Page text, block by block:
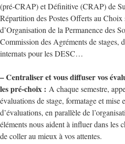
(pré-CRAP) et Définitive (CRAP) de
Répartition des Postes Offerts au
d’Organisation de la Permanence des
Commission des Agréments de stages,
internats pour les DESC…
– Centraliser et vous diffuser vos
les pré-choix : A chaque semestre,
évaluations de stage, formatage et mise
d’évaluations, en parallèle de
éléments nous aident à influer dans les
de coller au mieux à vos attentes.